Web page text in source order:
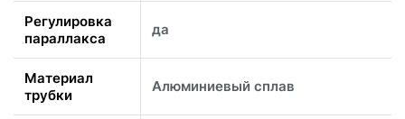
Регулировка
параллакса
да
Материал
трубки
Алюминиевый сплав